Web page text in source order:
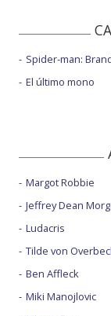
Spider-man:
El último mono
Margot Robbie
Jeffrey Dean
Ludacris
Tilde von
Ben Affleck
Miki Manojlovic